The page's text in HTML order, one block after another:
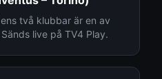
två klubbar är en av
live på TV4 Play.